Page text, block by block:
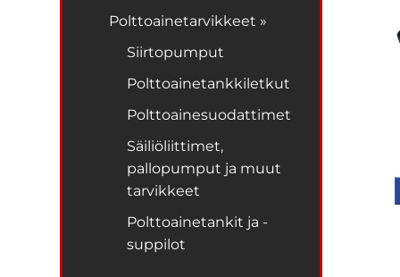
Polttoainetarvikkeet »
Siirtopumput
Polttoainetankkiletkut
Polttoainesuodattimet
Säiliöliittimet,
pallopumput ja muut
tarvikkeet
Polttoainetankit ja -
suppilot